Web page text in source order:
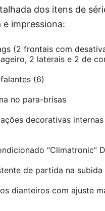
dos itens de
e impressiona:
(2 frontais com
2 laterais e 2 de
(6)
no para-brisas
decorativas
“Climatronic”
de partida na subida
dianteiros com ajuste